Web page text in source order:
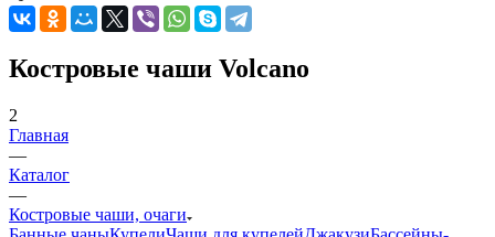
Костровые чаши Volcano
2
Главная
—
Каталог
—
Костровые чаши, очаги